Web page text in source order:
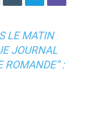
LE MATIN
JOURNAL
ROMANDE” :